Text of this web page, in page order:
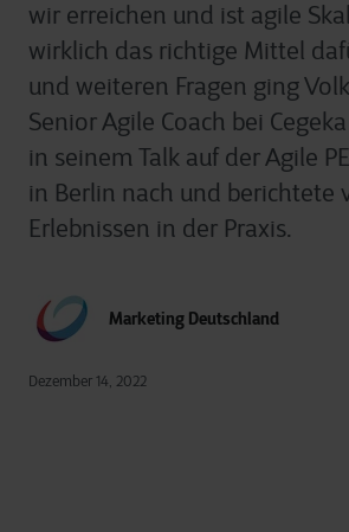
wir erreichen und ist agile
wirklich das richtige Mittel
und weiteren Fragen ging
Senior Agile Coach bei
in seinem Talk auf der Agile
in Berlin nach und berichtete
Erlebnissen in der Praxis.
Marketing Deutschland
Dezember 14, 2022